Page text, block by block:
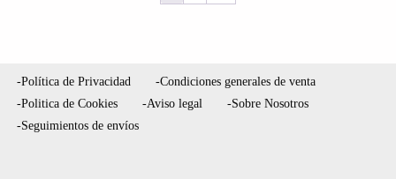
-Política de Privacidad
-Condiciones generales de venta
-Politica de Cookies
-Aviso legal
-Sobre Nosotros
-Seguimientos de envíos